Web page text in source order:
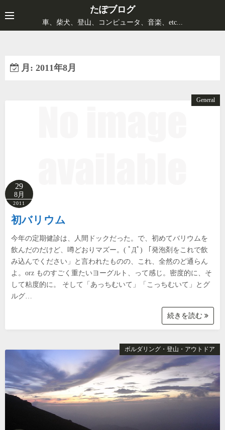
ン
テ
たぽブログ
車、柴犬、登山、コンピュータ、音楽、etc...
月: 2011年8月
General
29
8月
2011
初バリウム
今年の定期健診は、人間ドックだった。で、初めてバリウムを
飲んだのだけど、噂どおりマズー。( ﾟДﾟ) 「発泡剤をこれで飲
み込んでください」と言われたものの、これ、全然のど通らん
よ。orz ものすごく重たいヨーグルト、って感じ。密度的に、そ
して粘度的に。 そして「あっちむいて」「こっちむいて」とグ
ルグ…
続きを読む
ボルダリング・登山・アウトドア